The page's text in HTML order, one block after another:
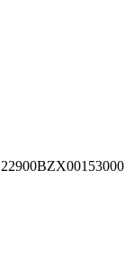
22900BZX00153000